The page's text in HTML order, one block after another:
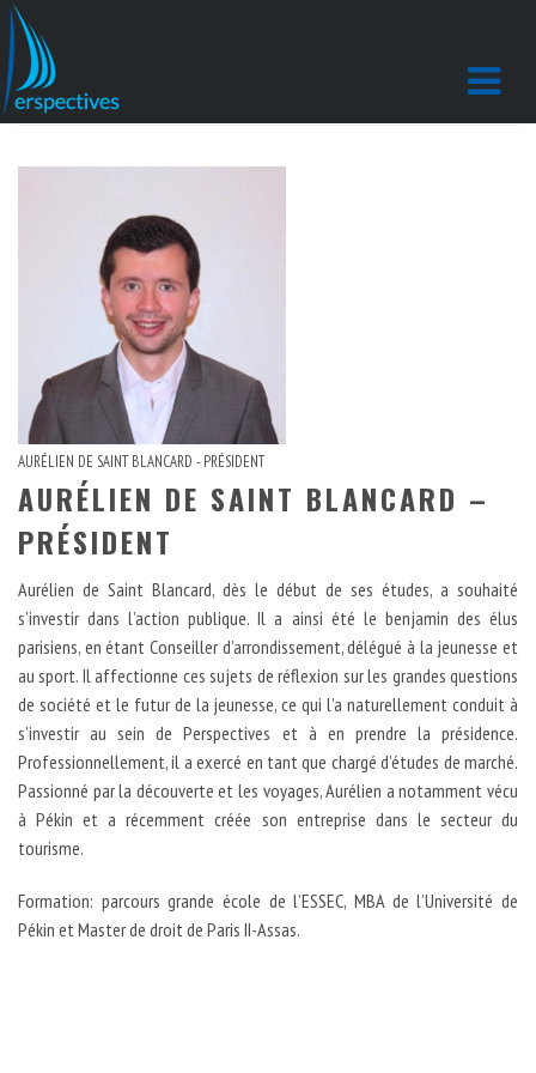
AURÉLIEN DE SAINT BLANCARD - PRÉSIDENT
AURÉLIEN DE SAINT BLANCARD –
PRÉSIDENT
Aurélien de Saint Blancard, dès le début de ses études, a souhaité
s’investir dans l’action publique. Il a ainsi été le benjamin des élus
parisiens, en étant Conseiller d’arrondissement, délégué à la jeunesse et
au sport. Il affectionne ces sujets de réflexion sur les grandes questions
de société et le futur de la jeunesse, ce qui l’a naturellement conduit à
s’investir au sein de Perspectives et à en prendre la présidence.
Professionnellement, il a exercé en tant que chargé d’études de marché.
Passionné par la découverte et les voyages, Aurélien a notamment vécu
à Pékin et a récemment créée son entreprise dans le secteur du
tourisme.
Formation: parcours grande école de l’ESSEC, MBA de l’Université de
Pékin et Master de droit de Paris II-Assas.